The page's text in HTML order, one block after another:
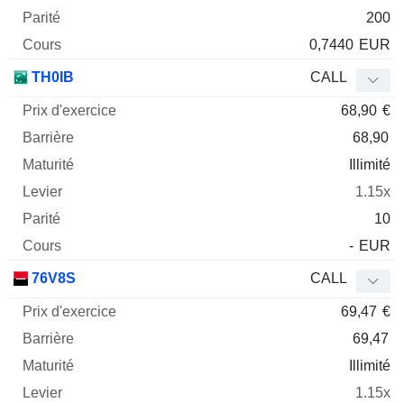
200
0,7440 EUR
TH0IB CALL
68,90 €
68,90
Illimité
1.15x
10
- EUR
76V8S CALL
69,47 €
69,47
Illimité
1.15x